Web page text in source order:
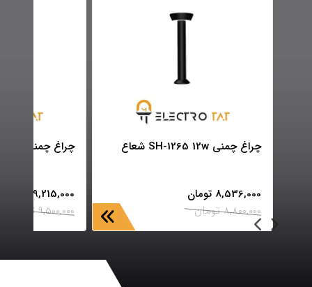
چراغ چمنی SH-1265 12w شعاع
8,536,000 تومان
8,800,000 تومان
چراغ چمنی SH-1268 12w شعاع
9,215,000
9,500,000 تومان